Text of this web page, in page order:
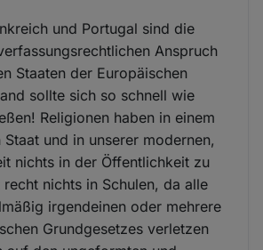
und Portugal sind die
Anspruch
Staaten der Europäischen
sollte sich so schnell wie
Religionen haben in einem
und in unserer modernen,
nichts in der Öffentlichkeit zu
recht nichts in Schulen, da alle
irgendeinen oder mehrere
Grundgesetzes verletzen